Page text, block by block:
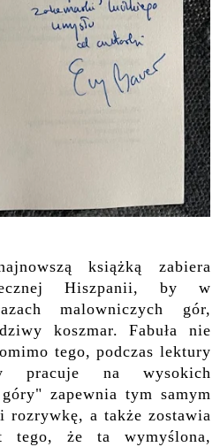
książką zabiera
Hiszpanii, by w
malowniczych gór,
koszmar. Fabuła nie
tego, podczas lektury
pracuje na wysokich
zapewnia tym samym
rozrywkę, a także zostawia
tego, że ta wymyślona,